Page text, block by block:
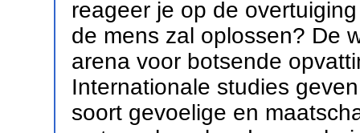
reageer je op de
de mens zal oplossen? De
arena voor botsende
Internationale studies
soort gevoelige en